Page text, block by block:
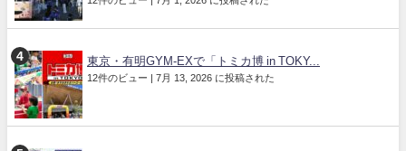
東京・有明GYM-EXで「トミカ博 in TOKY...
12件のビュー | 7月 13, 2026 に投稿された